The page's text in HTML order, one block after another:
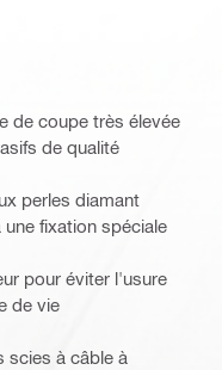
de coupe très élevée
de qualité
perles diamant
fixation spéciale
pour éviter l'usure
de vie
scies à câble à